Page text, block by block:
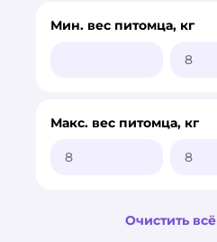
Inspector
Neoterica
Мин. вес питомца, кг
Макс. вес питомца, кг
Очистить всё